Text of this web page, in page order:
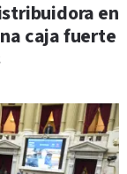
en
caja fuerte